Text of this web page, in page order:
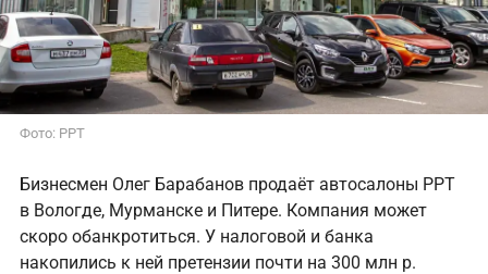
Фото: РРТ
Бизнесмен Олег Барабанов продаёт автосалоны РРТ
в Вологде, Мурманске и Питере. Компания может
скоро обанкротиться. У налоговой и банка
накопились к ней претензии почти на 300 млн р.